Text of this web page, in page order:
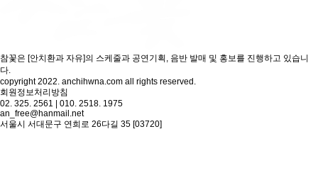
참꽃은 [안치환과 자유]의 스케줄과 공연기획, 음반 발매 및 홍보를 진행하고 있습니
다.
copyright 2022. anchihwna.com all rights reserved.
회원정보처리방침
02. 325. 2561 | 010. 2518. 1975
an_free@hanmail.net
서울시 서대문구 연희로 26다길 35 [03720]